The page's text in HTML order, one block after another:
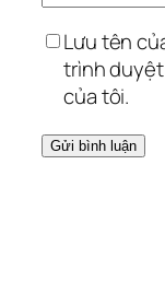
Lưu tên
trình
của tôi.